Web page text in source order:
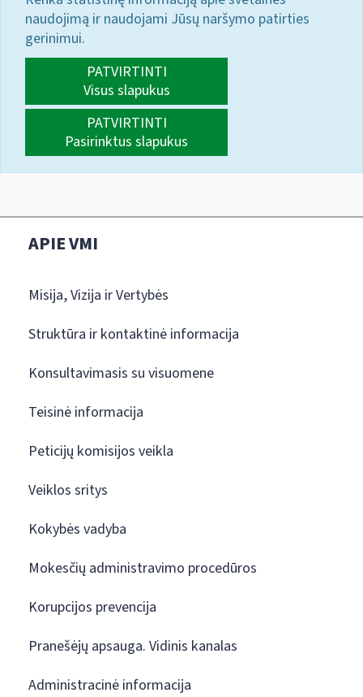
naudojimą ir naudojami Jūsų naršymo patirties
gerinimui.
PATVIRTINTI
Visus slapukus
PATVIRTINTI
Pasirinktus slapukus
APIE VMI
Misija, Vizija ir Vertybės
Struktūra ir kontaktinė informacija
Konsultavimasis su visuomene
Teisinė informacija
Peticijų komisijos veikla
Veiklos sritys
Kokybės vadyba
Mokesčių administravimo procedūros
Korupcijos prevencija
Pranešėjų apsauga. Vidinis kanalas
Administracinė informacija